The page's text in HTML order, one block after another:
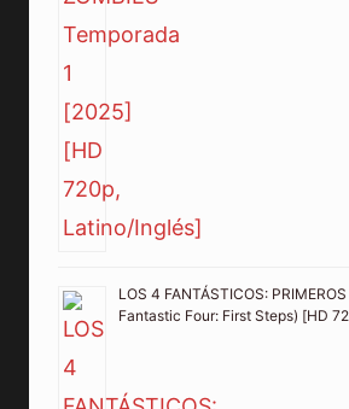
LOS 4 FANTÁSTICOS:
Fantastic Four: First Steps) [HD